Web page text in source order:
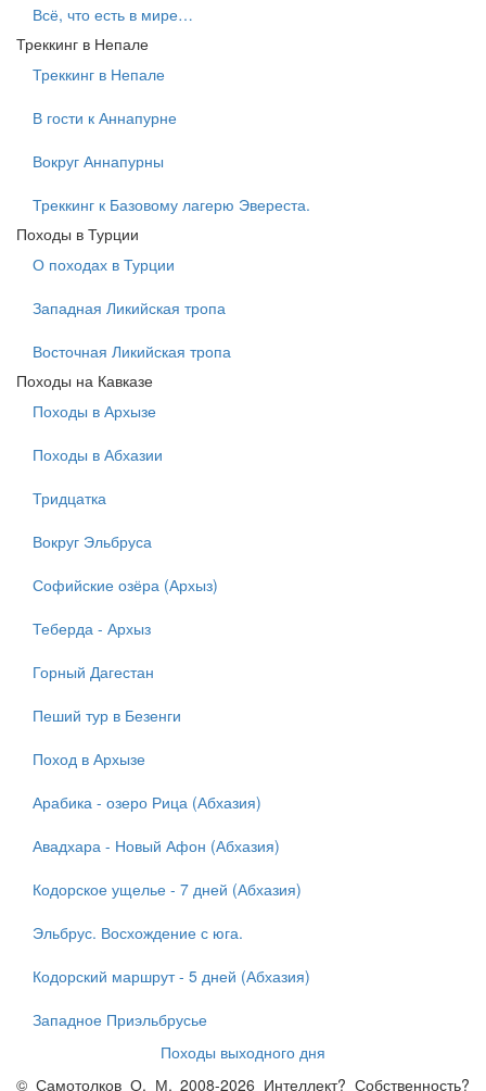
Всё, что есть в мире…
Треккинг в Непале
Треккинг в Непале
В гости к Аннапурне
Вокруг Аннапурны
Треккинг к Базовому лагерю Эвереста.
Походы в Турции
О походах в Турции
Западная Ликийская тропа
Восточная Ликийская тропа
Походы на Кавказе
Походы в Архызе
Походы в Абхазии
Тридцатка
Вокруг Эльбруса
Софийские озёра (Архыз)
Теберда - Архыз
Горный Дагестан
Пеший тур в Безенги
Поход в Архызе
Арабика - озеро Рица (Абхазия)
Авадхара - Новый Афон (Абхазия)
Кодорское ущелье - 7 дней (Абхазия)
Эльбрус. Восхождение с юга.
Кодорский маршрут - 5 дней (Абхазия)
Западное Приэльбрусье
Походы выходного дня
© Самотолков О. М. 2008-2026 Интеллект? Собственность?